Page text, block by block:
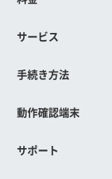
サービス
手続き方法
動作確認端末
サポート